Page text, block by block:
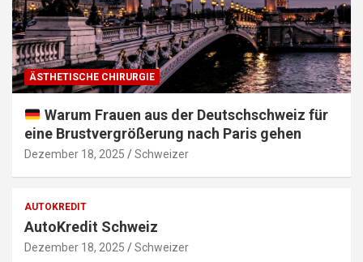
ÄSTHETISCHE CHIRURGIE
Warum Frauen aus der Deutschschweiz für
eine Brustvergrößerung nach Paris gehen
Dezember 18, 2025 Schweizer
AUTOKREDIT
AutoKredit Schweiz
Dezember 18, 2025 Schweizer